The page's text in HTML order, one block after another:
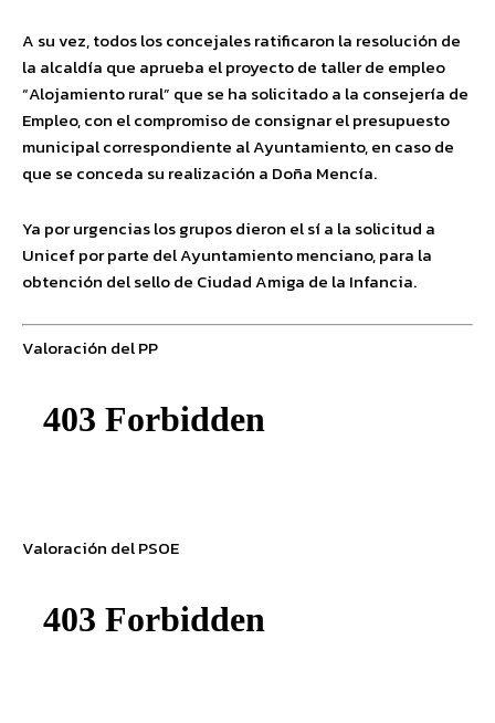
A su vez, todos los concejales ratificaron la resolución de
la alcaldía que aprueba el proyecto de taller de empleo
“Alojamiento rural” que se ha solicitado a la consejería de
Empleo, con el compromiso de consignar el presupuesto
municipal correspondiente al Ayuntamiento, en caso de
que se conceda su realización a Doña Mencía.
Ya por urgencias los grupos dieron el sí a la solicitud a
Unicef por parte del Ayuntamiento menciano, para la
obtención del sello de Ciudad Amiga de la Infancia.
Valoración del PP
Valoración del PSOE